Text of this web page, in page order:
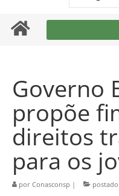
Governo
propõe
direitos
para os
por Conasconsp |